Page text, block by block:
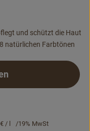
und schützt die Haut
natürlichen Farbtönen
zum Warenkorb
€/ l 19% MwSt